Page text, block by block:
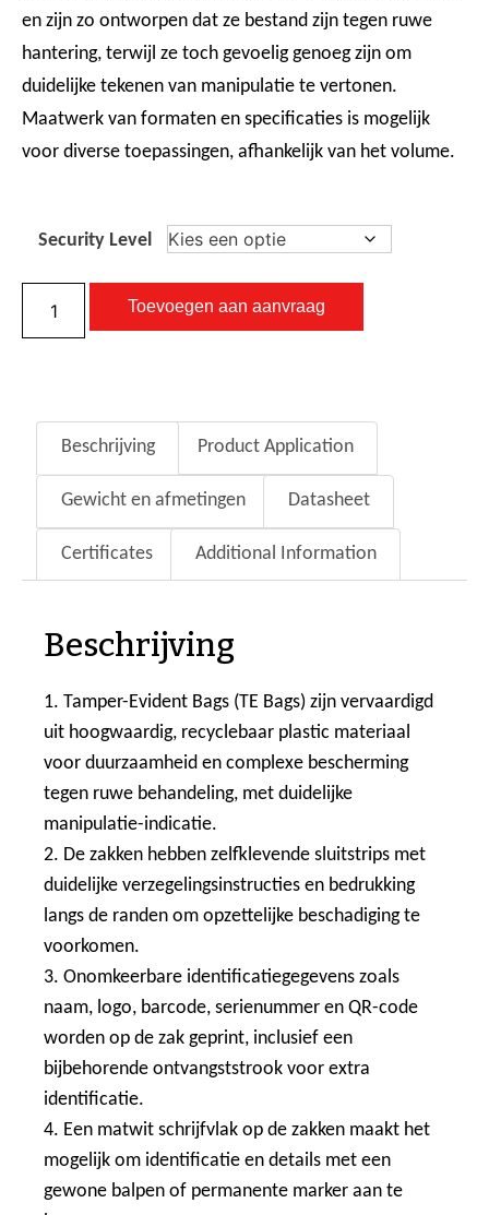
en zijn zo ontworpen dat ze bestand zijn tegen ruwe
hantering, terwijl ze toch gevoelig genoeg zijn om
duidelijke tekenen van manipulatie te vertonen.
Maatwerk van formaten en specificaties is mogelijk
voor diverse toepassingen, afhankelijk van het volume.
Security Level
Toevoegen aan aanvraag
Beschrijving Product Application
Gewicht en afmetingen Datasheet
Certificates Additional Information
Beschrijving
1. Tamper-Evident Bags (TE Bags) zijn vervaardigd
uit hoogwaardig, recyclebaar plastic materiaal
voor duurzaamheid en complexe bescherming
tegen ruwe behandeling, met duidelijke
manipulatie-indicatie.
2. De zakken hebben zelfklevende sluitstrips met
duidelijke verzegelingsinstructies en bedrukking
langs de randen om opzettelijke beschadiging te
voorkomen.
3. Onomkeerbare identificatiegegevens zoals
naam, logo, barcode, serienummer en QR-code
worden op de zak geprint, inclusief een
bijbehorende ontvangststrook voor extra
identificatie.
4. Een matwit schrijfvlak op de zakken maakt het
mogelijk om identificatie en details met een
gewone balpen of permanente marker aan te